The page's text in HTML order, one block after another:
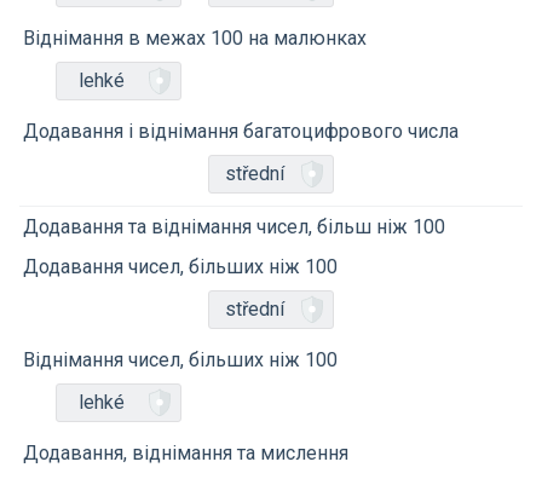
Віднімання в межах 100 на малюнках
lehké
Додавання і віднімання багатоцифрового числа
střední
Додавання та віднімання чисел, більш ніж 100
Додавання чисел, більших ніж 100
střední
Віднімання чисел, більших ніж 100
lehké
Додавання, віднімання та мислення